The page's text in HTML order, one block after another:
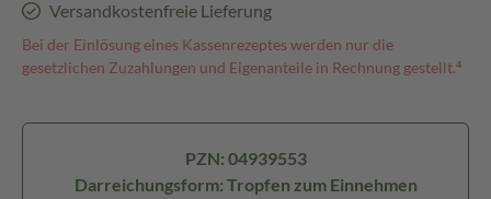
Versandkostenfreie Lieferung
Bei der Einlösung eines Kassenrezeptes werden nur die
gesetzlichen Zuzahlungen und Eigenanteile in Rechnung gestellt.⁴
PZN: 04939553
Darreichungsform: Tropfen zum Einnehmen